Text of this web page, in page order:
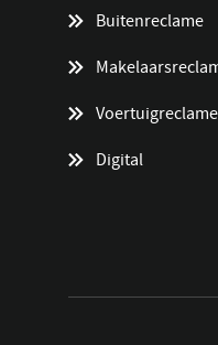
Buitenreclame
Voertuigreclame
Digital